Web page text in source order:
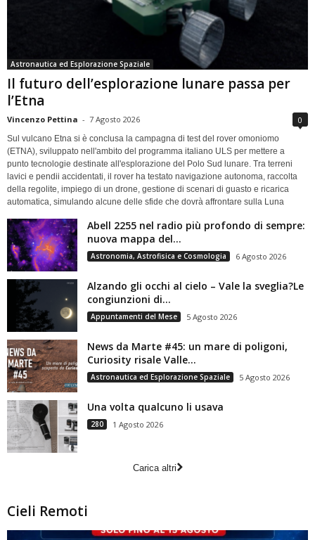
Astronautica ed Esplorazione Spaziale
Il futuro dell’esplorazione lunare passa per
l’Etna
Vincenzo Pettina - 7 Agosto 2026 0
Sul vulcano Etna si è conclusa la campagna di test del rover omoniomo
(ETNA), sviluppato nell'ambito del programma italiano ULS per mettere a
punto tecnologie destinate all'esplorazione del Polo Sud lunare. Tra terreni
lavici e pendii accidentati, il rover ha testato navigazione autonoma, raccolta
della regolite, impiego di un drone, gestione di scenari di guasto e ricarica
automatica, simulando alcune delle sfide che dovrà affrontare sulla Luna
Abell 2255 nel radio più profondo di sempre:
nuova mappa del...
Astronomia, Astrofisica e Cosmologia 6 Agosto 2026
Alzando gli occhi al cielo – Vale la sveglia?Le
congiunzioni di...
Appuntamenti del Mese 5 Agosto 2026
News da Marte #45: un mare di poligoni,
Curiosity risale Valle...
Astronautica ed Esplorazione Spaziale 5 Agosto 2026
Una volta qualcuno li usava
280 1 Agosto 2026
Carica altri
Cieli Remoti